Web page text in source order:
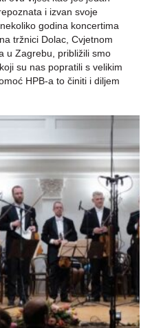
i izvan svoje
godina koncertima
tržnici Dolac, Cvjetnom
u Zagrebu, približili smo
su nas popratili s velikim
HPB-a to činiti i diljem